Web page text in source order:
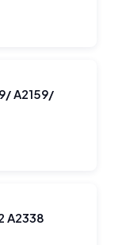
A2159/
A2338